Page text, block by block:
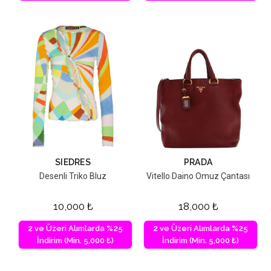
SIEDRES
Desenli Triko Bluz
10,000 ₺
2 ve Üzeri Alımlarda %25
İndirim (Min. 5,000 ₺)
PRADA
Vitello Daino Omuz Çantası
18,000 ₺
2 ve Üzeri Alımlarda %25
İndirim (Min. 5,000 ₺)